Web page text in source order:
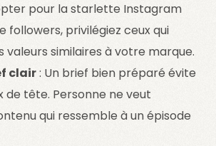
pour la starlette Instagram
followers, privilégiez ceux qui
valeurs similaires à votre marque.
clair: Un brief bien préparé évite
de tête. Personne ne veut
qui ressemble à un épisode